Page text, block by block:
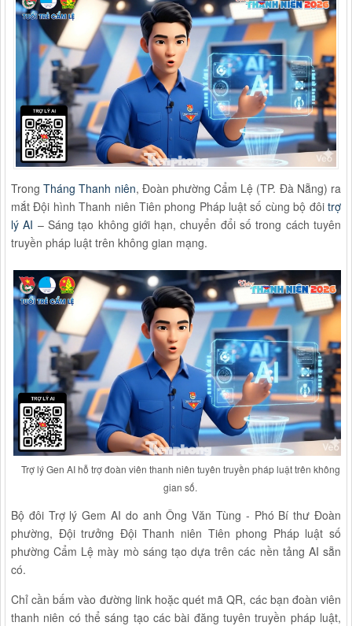
TrongTháng Thanh niên, Đoàn phường Cẩm Lệ (TP. Đà Nẵng) ra
mắt Đội hình Thanh niên Tiên phong Pháp luật số cùng bộ đôi trợ
lý AI – Sáng tạo không giới hạn, chuyển đổi số trong cách tuyên
truyền pháp luật trên không gian mạng.
Trợ lý Gen AI hỗ trợ đoàn viên thanh niên tuyên truyền pháp luật trên không
gian số.
Bộ đôi Trợ lý Gem AI do anh Ông Văn Tùng - Phó Bí thư Đoàn
phường, Đội trưởng Đội Thanh niên Tiên phong Pháp luật số
phường Cẩm Lệ mày mò sáng tạo dựa trên các nền tảng AI sẵn
có.
Chỉ cần bấm vào đường link hoặc quét mã QR, các bạn đoàn viên
thanh niên có thể sáng tạo các bài đăng tuyên truyền pháp luật,